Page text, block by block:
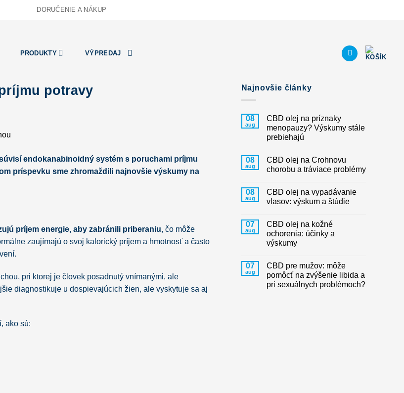
DORUČENIE A NÁKUP
PRODUKTY VÝPREDAJ
potravy
endokanabinoidný systém s poruchami príjmu
príspevku sme zhromaždili najnovšie výskumy na
príjem energie, aby zabránili priberaniu, čo môže
zaujímajú o svoj kalorický príjem a hmotnosť a často
pri ktorej je človek posadnutý vnímanými, ale
diagnostikuje u dospievajúcich žien, ale vyskytuje sa aj
ako sú:
Najnovšie články
08
aug
CBD olej na príznaky
menopauzy? Výskumy stále
prebiehajú
08
aug
CBD olej na Crohnovu
chorobu a tráviace problémy
08
aug
CBD olej na vypadávanie
vlasov: výskum a štúdie
07
aug
CBD olej na kožné
ochorenia: účinky a
výskumy
07
aug
CBD pre mužov: môže
pomôcť na zvýšenie libida a
pri sexuálnych problémoch?